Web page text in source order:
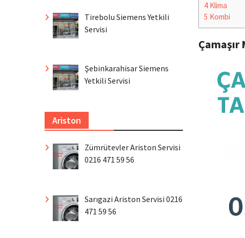
4 Klima
5 Kombi
Çamaşır
Tirebolu Siemens Yetkili
Servisi
Şebinkarahisar Siemens
Yetkili Servisi
Ariston
Zümrütevler Ariston Servisi
0216 471 59 56
Sarıgazi Ariston Servisi 0216
471 59 56